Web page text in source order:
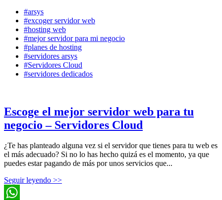
#arsys
#excoger servidor web
#hosting web
#mejor servidor para mi negocio
#planes de hosting
#servidores arsys
#Servidores Cloud
#servidores dedicados
Escoge el mejor servidor web para tu
negocio – Servidores Cloud
¿Te has planteado alguna vez si el servidor que tienes para tu web es
el más adecuado? Si no lo has hecho quizá es el momento, ya que
puedes estar pagando de más por unos servicios que...
Seguir leyendo >>